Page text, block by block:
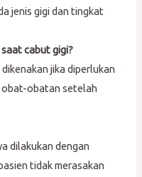
jenis gigi dan tingkat
cabut gigi?
jika diperlukan
obatan setelah
dilakukan dengan
tidak merasakan